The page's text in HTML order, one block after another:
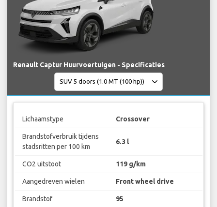
Renault Captur Huurvoertuigen - Specificaties
Lichaamstype Crossover
Brandstofverbruik tijdens
stadsritten per 100 km
6.3 l
CO2 uitstoot 119 g/km
Aangedreven wielen Front wheel drive
Brandstof 95